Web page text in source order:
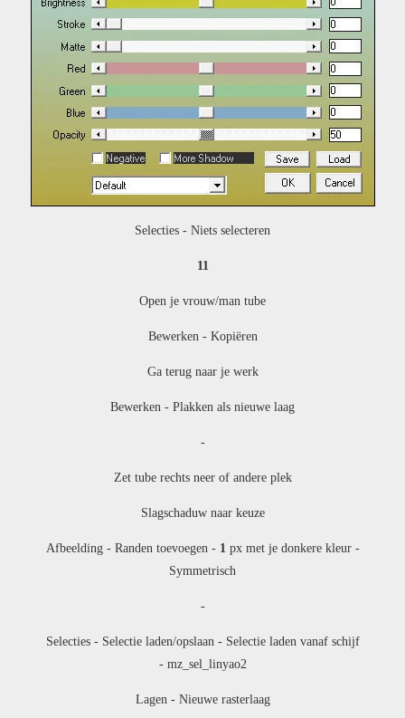
Selecties - Niets selecteren
11
Open je vrouw/man tube
Bewerken - Kopiëren
Ga terug naar je werk
Bewerken - Plakken als nieuwe laag
-
Zet tube rechts neer of andere plek
Slagschaduw naar keuze
Afbeelding - Randen toevoegen - 1px met je donkere kleur -
Symmetrisch
-
Selecties - Selectie laden/opslaan - Selectie laden vanaf schijf
- mz_sel_linyao2
Lagen - Nieuwe rasterlaag